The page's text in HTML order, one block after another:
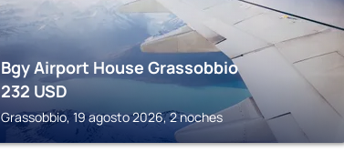
Bgy Airport House Grassobbio
232 USD
Grassobbio, 19 agosto 2026, 2 noches